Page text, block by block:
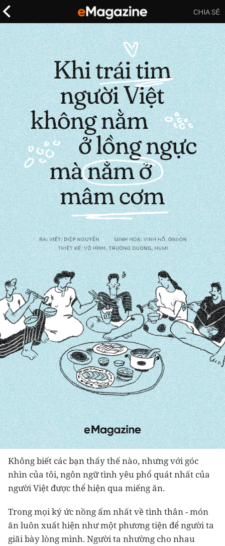
CHIA SẺ
Không biết các bạn thấy thế nào, nhưng với góc
nhìn của tôi, ngôn ngữ tình yêu phổ quát nhất của
người Việt được thể hiện qua miếng ăn.
Trong mọi ký ức nồng ấm nhất về tình thân - món
ăn luôn xuất hiện như một phương tiện để người ta
giãi bày lòng mình. Người ta nhường cho nhau